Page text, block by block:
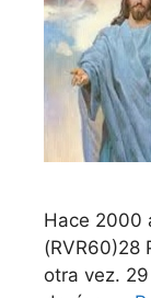
Hace 2000
(RVR60)28
otra vez.